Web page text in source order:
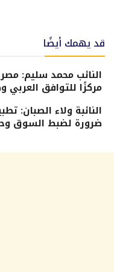
قد يهمك أيضًا
النائب محمد سليم:
مركزًا للتوافق العربي
النائبة ولاء الصبان:
ضرورة لضبط السوق